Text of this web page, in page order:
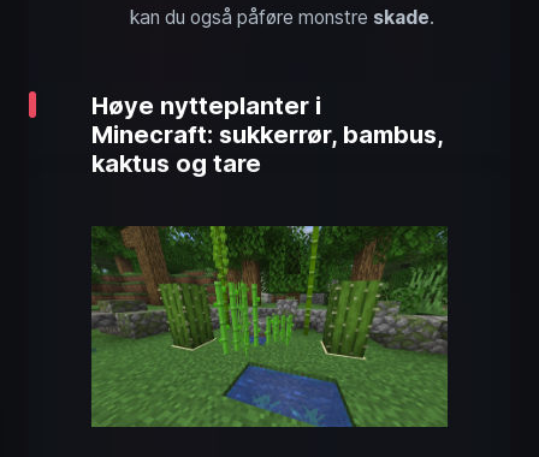
kan du også påføre monstre skade.
Høye nytteplanter i
Minecraft: sukkerrør, bambus,
kaktus og tare